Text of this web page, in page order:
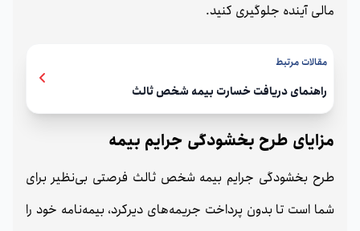
مالی آینده جلوگیری کنید.
مقالات مرتبط
راهنمای دریافت خسارت بیمه شخص ثالث
مزایای طرح بخشودگی جرایم بیمه
طرح بخشودگی جرایم بیمه شخص ثالث فرصتی بی‌نظیر برای
شما است تا بدون پرداخت جریمه‌های دیرکرد، بیمه‌نامه خود را